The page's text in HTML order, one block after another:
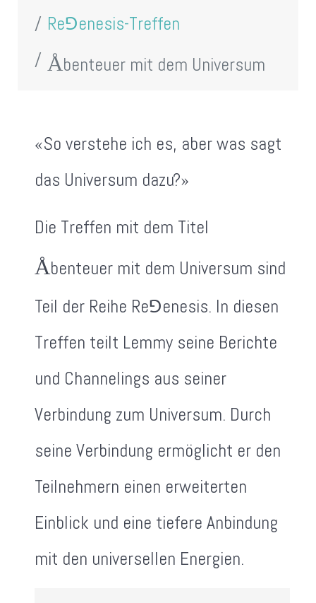
Re⅁enesis-Treffen
Åbenteuer mit dem Universum
«So verstehe ich es, aber was sagt
das Universum dazu?»
Die Treffen mit dem Titel
Åbenteuer mit dem Universum sind
Teil der Reihe Re⅁enesis. In diesen
Treffen teilt Lemmy seine Berichte
und Channelings aus seiner
Verbindung zum Universum. Durch
seine Verbindung ermöglicht er den
Teilnehmern einen erweiterten
Einblick und eine tiefere Anbindung
mit den universellen Energien.